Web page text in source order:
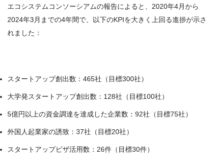
エコシステムコンソーシアムの報告によると、2020年4月から
2024年3月までの4年間で、以下のKPIを大きく上回る進捗が示さ
れました：
スタートアップ創出数：465社（目標300社）
大学発スタートアップ創出数：128社（目標100社）
5億円以上の資金調達を達成した企業数：92社（目標75社）
外国人起業家の誘致：37社（目標20社）
スタートアップビザ活用数：26件（目標30件）